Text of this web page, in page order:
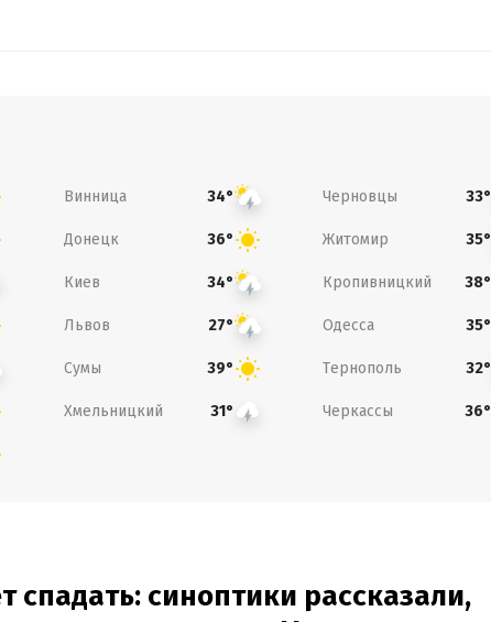
Винница 34° Черновцы 33°
Донецк 36° Житомир 35°
Киев 34° Кропивницкий 38°
Львов 27° Одесса 35°
Сумы 39° Тернополь 32°
Хмельницкий 31° Черкассы 36°
спадать: синоптики рассказали,